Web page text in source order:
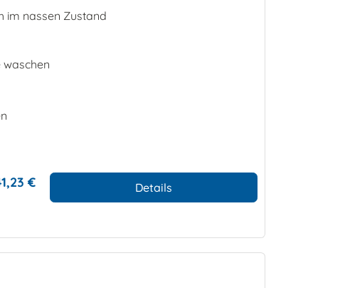
im nassen Zustand
waschen
€ Details